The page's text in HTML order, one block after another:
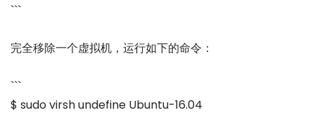
```
完全移除一个虚拟机，运行如下的命令：
```
$ sudo virsh undefine Ubuntu-16.04